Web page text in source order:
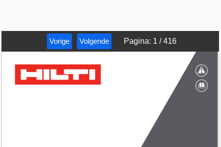
Vorige Volgende Pagina: 1 /416